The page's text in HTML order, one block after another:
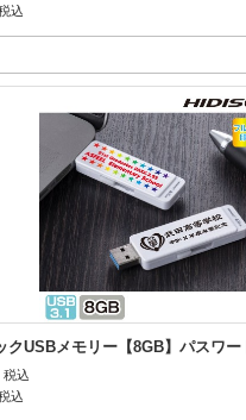
込
クUSBメモリー【8GB】パスワー
税込
込